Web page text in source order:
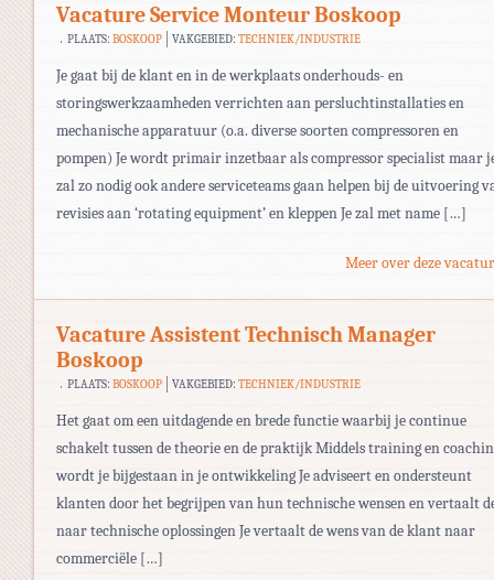
Vacature Service Monteur Boskoop
PLAATS: BOSKOOP VAKGEBIED:TECHNIEK/INDUSTRIE
Je gaat bij de klant en in de werkplaats onderhouds- en
storingswerkzaamheden verrichten aan persluchtinstallaties en
mechanische apparatuur (o.a. diverse soorten compressoren en
pompen) Je wordt primair inzetbaar als compressor specialist maar
zal zo nodig ook andere serviceteams gaan helpen bij de uitvoering
revisies aan ‘rotating equipment’ en kleppen Je zal met name […]
Meer over deze
Vacature Assistent Technisch Manager
Boskoop
PLAATS: BOSKOOP VAKGEBIED:TECHNIEK/INDUSTRIE
Het gaat om een uitdagende en brede functie waarbij je continue
schakelt tussen de theorie en de praktijk Middels training en
wordt je bijgestaan in je ontwikkeling Je adviseert en ondersteunt
klanten door het begrijpen van hun technische wensen en vertaalt
naar technische oplossingen Je vertaalt de wens van de klant naar
commerciële […]